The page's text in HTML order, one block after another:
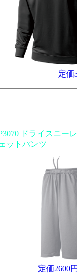
定価
ドライスニー
ットパンツ
定価2600円